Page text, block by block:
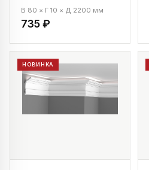
В 80 × Г 10 × Д 2200 мм
735 ₽
НОВИНКА